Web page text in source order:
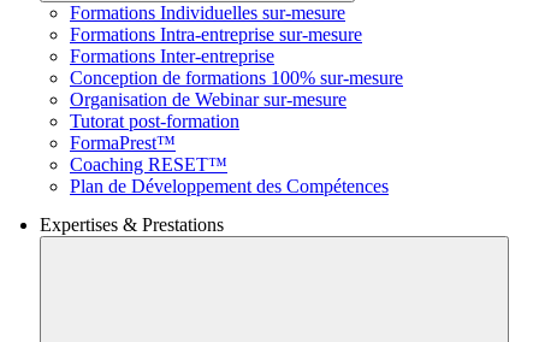
Formations Individuelles sur-mesure
Formations Intra-entreprise sur-mesure
Formations Inter-entreprise
Conception de formations 100% sur-mesure
Organisation de Webinar sur-mesure
Tutorat post-formation
FormaPrest™
Coaching RESET™
Plan de Développement des Compétences
Expertises & Prestations